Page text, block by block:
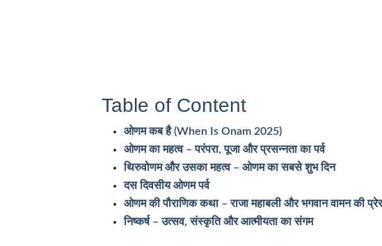
Table of Content
ओणम कब है (When Is Onam 2025)
ओणम का महत्व – परंपरा, पूजा और प्रसन्नता का पर्व
थिरुवोणम और उसका महत्व – ओणम का सबसे शुभ दिन
दस दिवसीय ओणम पर्व
ओणम की पौराणिक कथा – राजा महाबली और भगवान वामन की
निष्कर्ष – उत्सव, संस्कृति और आत्मीयता का संगम